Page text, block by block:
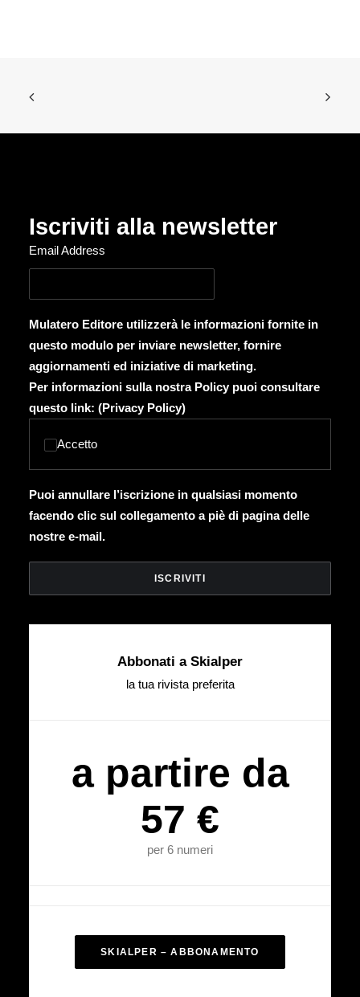
Iscriviti alla newsletter
Email Address
Mulatero Editore utilizzerà le informazioni fornite in
questo modulo per inviare newsletter, fornire
aggiornamenti ed iniziative di marketing.
Per informazioni sulla nostra Policy puoi consultare
questo link: (Privacy Policy)
Accetto
Puoi annullare l’iscrizione in qualsiasi momento
facendo clic sul collegamento a piè di pagina delle
nostre e-mail.
Abbonati a Skialper
la tua rivista preferita
a partire da
57 €
per 6 numeri
SKIALPER – ABBONAMENTO